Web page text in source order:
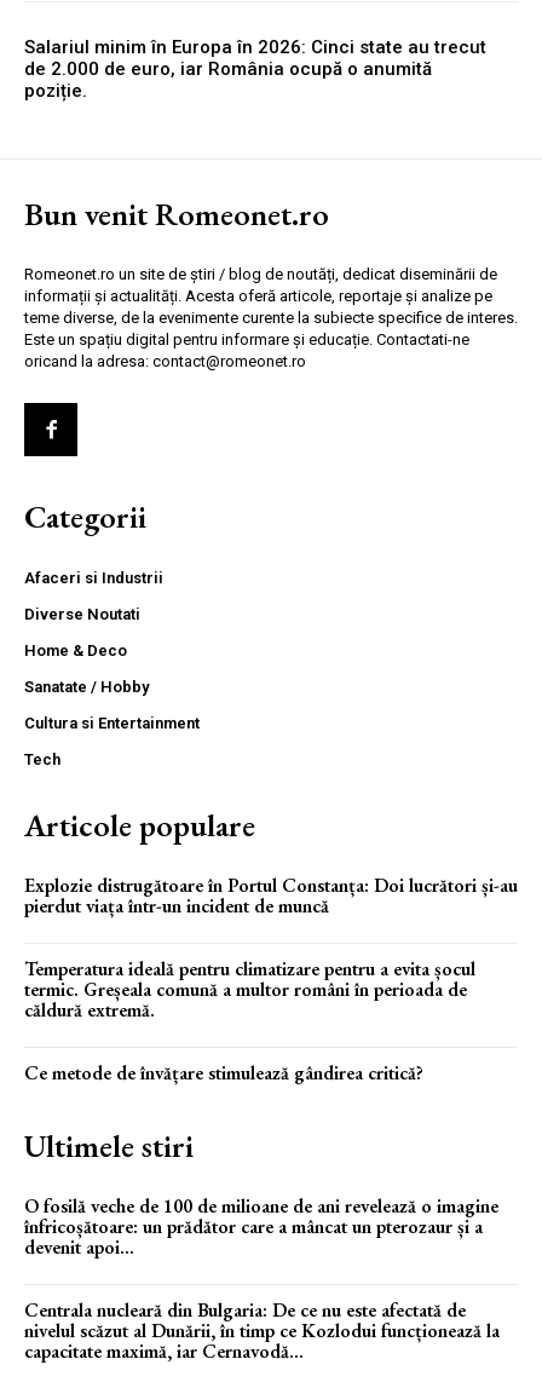
Salariul minim în Europa în 2026: Cinci state au trecut
de 2.000 de euro, iar România ocupă o anumită
poziție.
Bun venit Romeonet.ro
Romeonet.ro un site de știri / blog de noutăți, dedicat diseminării de
informații și actualități. Acesta oferă articole, reportaje și analize pe
teme diverse, de la evenimente curente la subiecte specifice de interes.
Este un spațiu digital pentru informare și educație. Contactati-ne
oricand la adresa: contact@romeonet.ro
Categorii
Afaceri si Industrii
Diverse Noutati
Home & Deco
Sanatate / Hobby
Cultura si Entertainment
Tech
Articole populare
Explozie distrugătoare în Portul Constanța: Doi lucrători și-au
pierdut viața într-un incident de muncă
Temperatura ideală pentru climatizare pentru a evita șocul
termic. Greșeala comună a multor români în perioada de
căldură extremă.
Ce metode de învățare stimulează gândirea critică?
Ultimele stiri
O fosilă veche de 100 de milioane de ani revelează o imagine
înfricoșătoare: un prădător care a mâncat un pterozaur și a
devenit apoi...
Centrala nucleară din Bulgaria: De ce nu este afectată de
nivelul scăzut al Dunării, în timp ce Kozlodui funcționează la
capacitate maximă, iar Cernavodă...